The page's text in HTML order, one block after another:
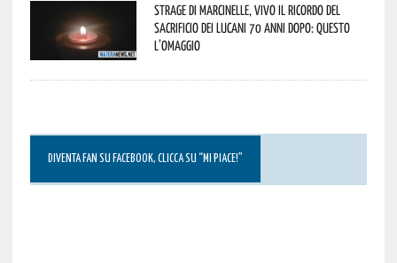
Strage di Marcinelle, vivo il ricordo del
sacrificio dei lucani 70 anni dopo: questo
l’omaggio
DIVENTA FAN SU FACEBOOK, CLICCA SU “MI PIACE!”